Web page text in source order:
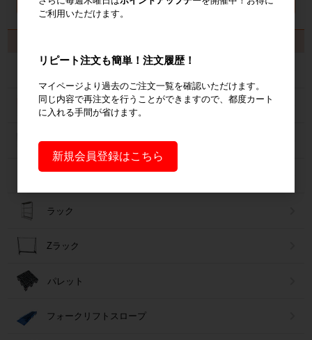
ネスティングラック
メッシュパレット
ラック
Zラック
パレット
フォークリフトスロープ
ご利用いただけます。
リピート注文も簡単！注文履歴！
マイページより過去のご注文一覧を確認いただけます。
同じ内容で再注文を行うことができますので、都度カート
に入れる手間が省けます。
新規会員登録はこちら